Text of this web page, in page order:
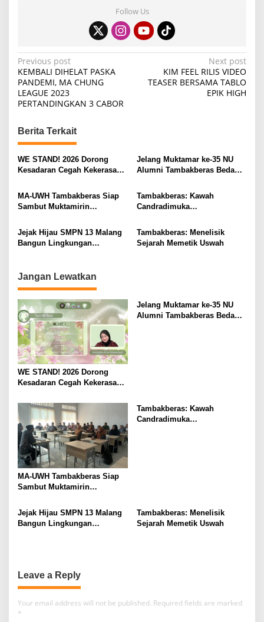
Follow Us
P
o
s
n
a
v
g
a
t
i
n
Previous post
KEMBALI DIHELAT PASKA
PANDEMI, MA CHUNG
LEAGUE 2023
PERTANDINGKAN 3 CABOR
Next post
KIM FEEL RILIS VIDEO
TEASER BERSAMA TABLO
EPIK HIGH
Berita Terkait
WE STAND! 2026 Dorong
Kesadaran Cegah Kekerasan
Jelang Muktamar ke-35 NU
Alumni Tambakberas Bedah
MA-UWH Tambakberas Siap
Sambut Muktamirin
Tambakberas: Kawah
Candradimuka
Ulama
Jejak Hijau SMPN 13 Malang
Bangun Lingkungan
Tambakberas: Menelisik
Sejarah Memetik Uswah
Jangan Lewatkan
WE STAND! 2026 Dorong
Kesadaran Cegah Kekerasan
Jelang Muktamar ke-35 NU
Alumni Tambakberas Bedah
MA-UWH Tambakberas Siap
Sambut Muktamirin
Tambakberas: Kawah
Candradimuka
Jejak Hijau SMPN 13 Malang
Bangun Lingkungan
Tambakberas: Menelisik
Sejarah Memetik Uswah
Leave a Reply
Your email address will not be published. Required fields are marked
*